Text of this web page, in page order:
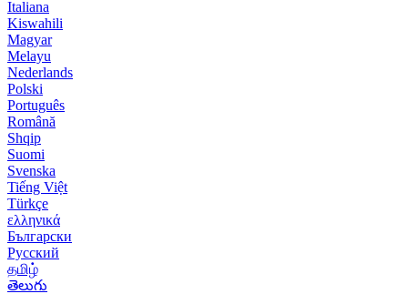
Italiana
Kiswahili
Magyar
Melayu
Nederlands
Polski
Português
Română
Shqip
Suomi
Svenska
Tiếng Việt
Türkçe
ελληνικά
Български
Русский
தமிழ்
తెలుగు